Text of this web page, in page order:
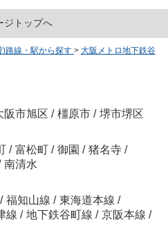
ジトップへ
)路線・駅から探す > 大阪メトロ地下鉄谷
阪市旭区 / 橿原市 / 堺市堺区
/ 富松町 / 御園 / 猪名寺 /
南清水
/ 福知山線 / 東海道本線 /
線 / 地下鉄谷町線 / 京阪本線 /